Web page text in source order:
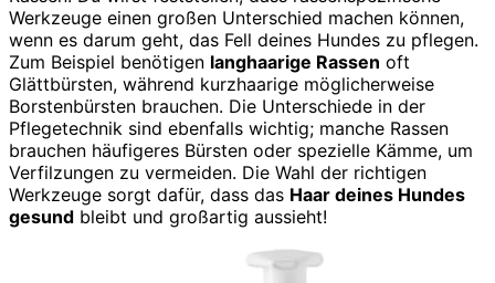
Werkzeuge einen großen Unterschied machen können,
wenn es darum geht, das Fell deines Hundes zu pflegen.
Zum Beispiel benötigen langhaarige Rassen oft
Glättbürsten, während kurzhaarige möglicherweise
Borstenbürsten brauchen. Die Unterschiede in der
Pflegetechnik sind ebenfalls wichtig; manche Rassen
brauchen häufigeres Bürsten oder spezielle Kämme, um
Verfilzungen zu vermeiden. Die Wahl der richtigen
Werkzeuge sorgt dafür, dass das Haar deines Hundes
gesund bleibt und großartig aussieht!